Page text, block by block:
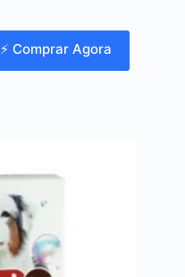
⚡ Comprar Agora